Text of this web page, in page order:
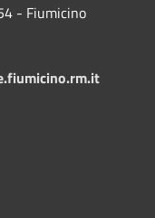
- Fiumicino